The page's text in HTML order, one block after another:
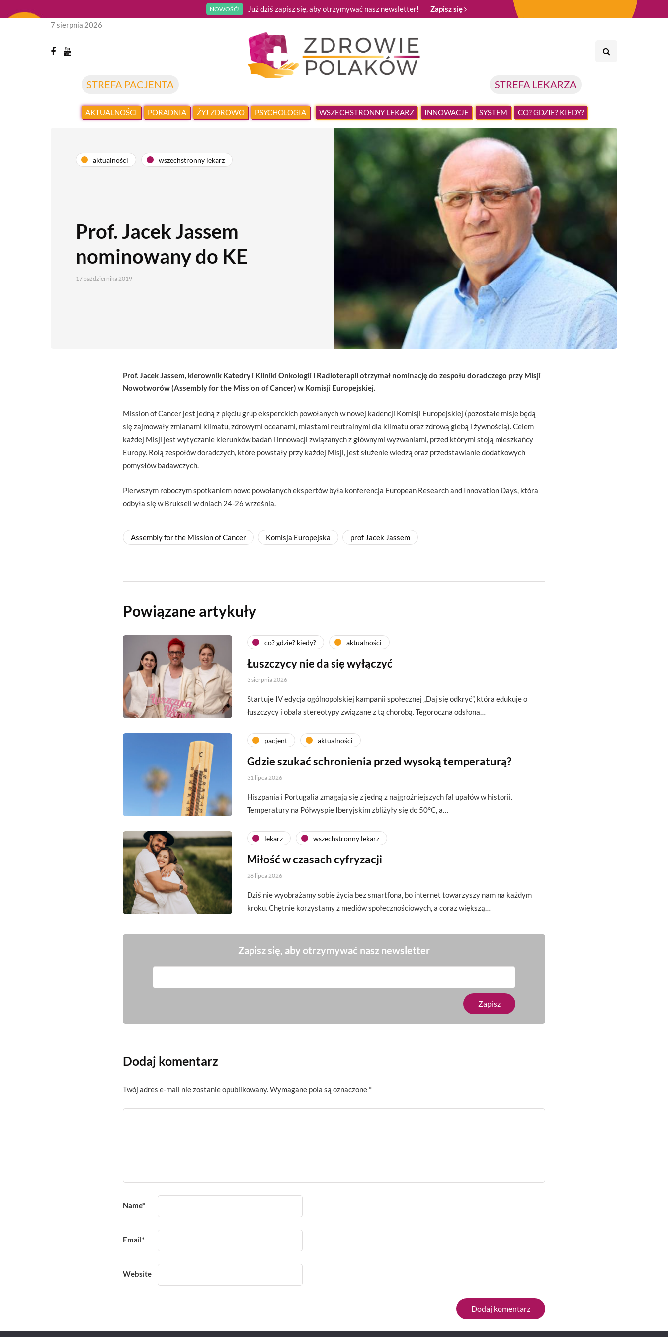
NOWOŚĆ! Już dziś zapisz się, aby otrzymywać nasz newsletter! Zapisz się
STREFA PACJENTA STREFA LEKARZA
7 sierpnia 2026
AKTUALNOŚCI PORADNIA ŻYJ ZDROWO PSYCHOLOGIA WSZECHSTRONNY LEKARZ INNOWACJE SYSTEM CO? GDZIE? KIEDY?
aktualności wszechstronny lekarz
Prof. Jacek Jassem
nominowany do KE
17 października 2019
Prof. Jacek Jassem, kierownik Katedry i Kliniki Onkologii i Radioterapii otrzymał nominację do zespołu doradczego przy Misji
Nowotworów (Assembly for the Mission of Cancer) w Komisji Europejskiej.
Mission of Cancer jest jedną z pięciu grup eksperckich powołanych w nowej kadencji Komisji Europejskiej (pozostałe misje będą
się zajmowały zmianami klimatu, zdrowymi oceanami, miastami neutralnymi dla klimatu oraz zdrową glebą i żywnością). Celem
każdej Misji jest wytyczanie kierunków badań i innowacji związanych z głównymi wyzwaniami, przed którymi stoją mieszkańcy
Europy. Rolą zespołów doradczych, które powstały przy każdej Misji, jest służenie wiedzą oraz przedstawianie dodatkowych
pomysłów badawczych.
Pierwszym roboczym spotkaniem nowo powołanych ekspertów była konferencja European Research and Innovation Days, która
odbyła się w Brukseli w dniach 24-26 września.
Assembly for the Mission of Cancer Komisja Europejska prof Jacek Jassem
Powiązane artykuły
co? gdzie? kiedy? aktualności
Łuszczycy nie da się wyłączyć
3 sierpnia 2026
Startuje IV edycja ogólnopolskiej kampanii społecznej „Daj się odkryć”, która edukuje o
łuszczycy i obala stereotypy związane z tą chorobą. Tegoroczna odsłona…
pacjent aktualności
Gdzie szukać schronienia przed wysoką temperaturą?
31 lipca 2026
Hiszpania i Portugalia zmagają się z jedną z najgroźniejszych fal upałów w historii.
Temperatury na Półwyspie Iberyjskim zbliżyły się do 50°C, a…
lekarz wszechstronny lekarz
Miłość w czasach cyfryzacji
28 lipca 2026
Dziś nie wyobrażamy sobie życia bez smartfona, bo internet towarzyszy nam na każdym
kroku. Chętnie korzystamy z mediów społecznościowych, a coraz większą…
Zapisz się, aby otrzymywać nasz newsletter
Dodaj komentarz
Twój adres e-mail nie zostanie opublikowany.Wymagane pola są oznaczone *
Name*
Email*
Website